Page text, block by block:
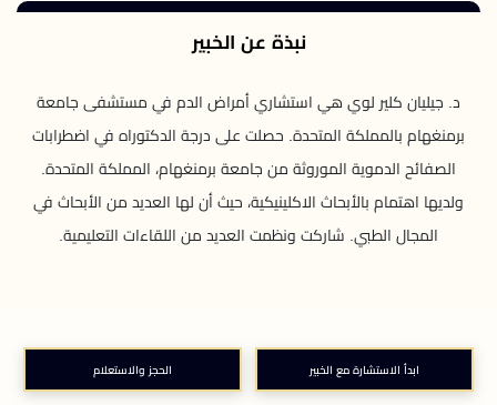
نبذة عن الخبير
د. جيليان كلير لوي هي استشاري أمراض الدم في مستشفى جامعة
برمنغهام بالمملكة المتحدة. حصلت على درجة الدكتوراه في اضطرابات
الصفائح الدموية الموروثة من جامعة برمنغهام، المملكة المتحدة.
ولديها اهتمام بالأبحاث الاكلينيكية، حيث أن لها العديد من الأبحاث في
المجال الطبي. شاركت ونظمت العديد من اللقاءات التعليمية.
ابدأ الاستشارة مع الخبير الحجز والاستعلام